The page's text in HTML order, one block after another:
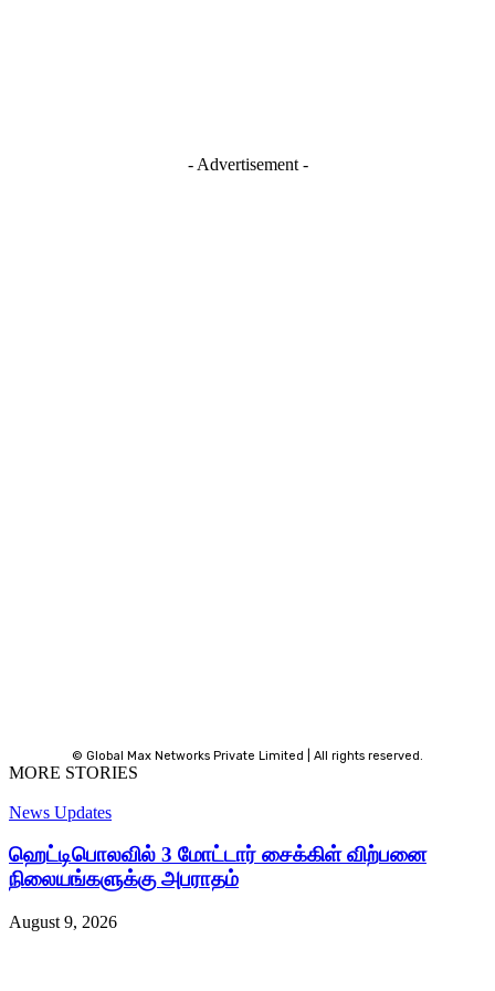
- Advertisement -
© Global Max Networks Private Limited | All rights reserved.
MORE STORIES
News Updates
ஹெட்டிபொலவில் 3 மோட்டார் சைக்கிள் விற்பனை
நிலையங்களுக்கு அபராதம்
August 9, 2026